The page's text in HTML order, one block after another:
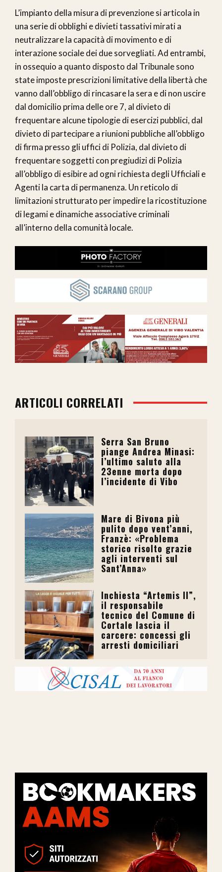
L’impianto della misura di prevenzione si articola in
una serie di obblighi e divieti tassativi mirati a
neutralizzare la capacità di movimento e di
interazione sociale dei due sorvegliati. Ad entrambi,
in ossequio a quanto disposto dal Tribunale sono
state imposte prescrizioni limitative della libertà che
vanno dall’obbligo di rincasare la sera e di non uscire
dal domicilio prima delle ore 7, al divieto di
frequentare alcune tipologie di esercizi pubblici, dal
divieto di partecipare a riunioni pubbliche all’obbligo
di firma presso gli uffici di Polizia, dal divieto di
frequentare soggetti con pregiudizi di Polizia
all’obbligo di esibire ad ogni richiesta degli Ufficiali e
Agenti la carta di permanenza. Un reticolo di
limitazioni strutturato per impedire la ricostituzione
di legami e dinamiche associative criminali
all’interno della comunità locale.
ARTICOLI CORRELATI
Serra San Bruno
piange Andrea Minasi:
l’ultimo saluto alla
23enne morta dopo
l’incidente di Vibo
Mare di Bivona più
pulito dopo vent’anni,
Franzè: «Problema
storico risolto grazie
agli interventi sul
Sant’Anna»
Inchiesta “Artemis II”,
il responsabile
tecnico del Comune di
Cortale lascia il
carcere: concessi gli
arresti domiciliari